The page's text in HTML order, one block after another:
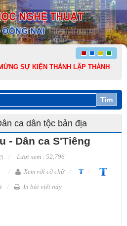
SỰ KIỆN THÀNH LẬP THÀNH PHỐ
Tìm
ca dân tộc bản địa
- Dân ca S'Tiêng
Lượt xem : 52,796
Xem với cỡ chữ
In bài viết này